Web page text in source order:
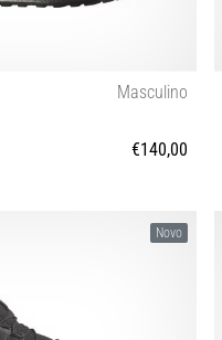
Masculino
€140,00
44 44⅔ 45⅓ 46 46⅔ 47⅓Novo